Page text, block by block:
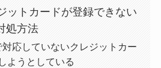
ットカードが登録できない
処方法
対応していないクレジットカー
ようとしている